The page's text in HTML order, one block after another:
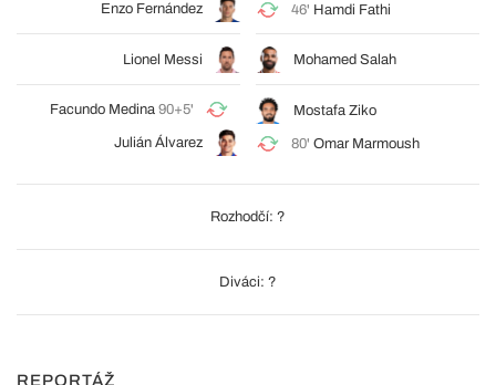
Enzo Fernández 46' Hamdi Fathi
Lionel Messi Mohamed Salah
Facundo Medina 90+5'
Julián Álvarez
Mostafa Ziko
80' Omar Marmoush
Rozhodčí: ?
Diváci: ?
REPORTÁŽ